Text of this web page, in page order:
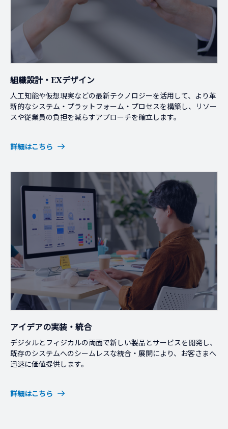
組織設計・EXデザイン
人工知能や仮想現実などの最新テクノロジーを活用して、より革
新的なシステム・プラットフォーム・プロセスを構築し、リソー
スや従業員の負担を減らすアプローチを確立します。
詳細はこちら
アイデアの実装・統合
デジタルとフィジカルの両面で新しい製品とサービスを開発し、
既存のシステムへのシームレスな統合・展開により、お客さまへ
迅速に価値提供します。
詳細はこちら